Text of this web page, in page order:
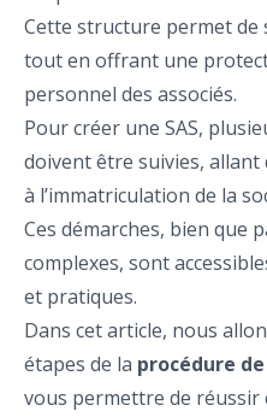
Cette structure permet de
tout en offrant une
personnel des associés.
Pour créer une SAS,
doivent être suivies,
à l’immatriculation de la
Ces démarches, bien que
complexes, sont
et pratiques.
Dans cet article, nous
étapes de la procédure
vous permettre de réussir